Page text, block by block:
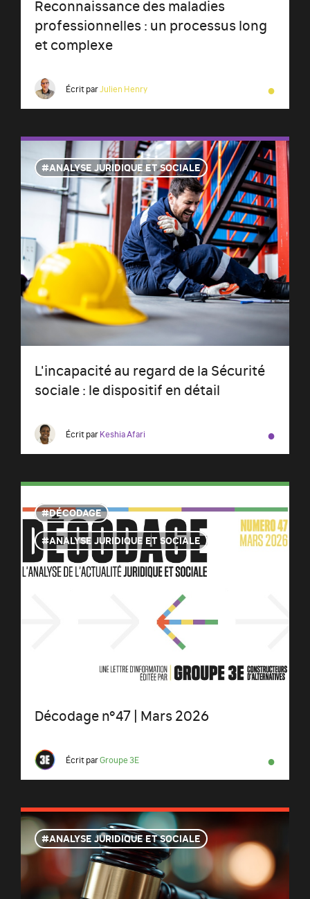
Reconnaissance des maladies
professionnelles : un processus long
et complexe
Écrit parJulien Henry ●
ANALYSE JURIDIQUE ET SOCIALE
L'incapacité au regard de la Sécurité
sociale : le dispositif en détail
Écrit parKeshia Afari ●
DÉCODAGE
ANALYSE JURIDIQUE ET SOCIALE
Décodage n°47 | Mars 2026
Écrit parGroupe 3E ●
ANALYSE JURIDIQUE ET SOCIALE